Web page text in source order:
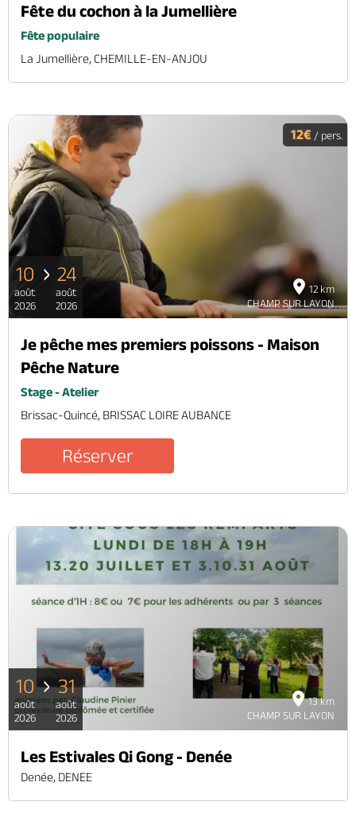
Fête du cochon à la Jumellière
Fête populaire
La Jumellière, CHEMILLE-EN-ANJOU
12 km
CHAMP SUR LAYON
12€ / pers.
10
août
2026
24
août
2026
Je pêche mes premiers poissons - Maison
Pêche Nature
Stage - Atelier
Brissac-Quincé, BRISSAC LOIRE AUBANCE
Réserver
13 km
CHAMP SUR LAYON
10
août
2026
31
août
2026
Les Estivales Qi Gong - Denée
Denée, DENEE